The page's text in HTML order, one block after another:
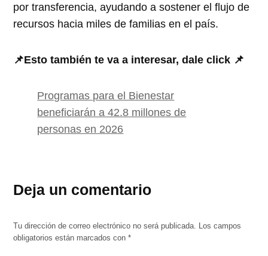
por transferencia, ayudando a sostener el flujo de
recursos hacia miles de familias en el país.
📌Esto también te va a interesar, dale click 📌
Programas para el Bienestar
beneficiarán a 42.8 millones de
personas en 2026
Deja un comentario
Tu dirección de correo electrónico no será publicada. Los campos
obligatorios están marcados con*